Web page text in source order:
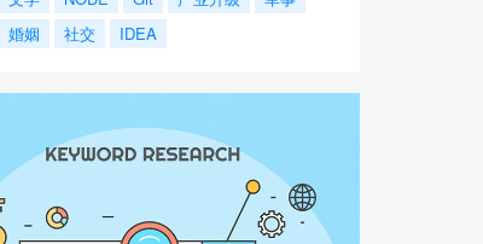
婚姻 社交 IDEA